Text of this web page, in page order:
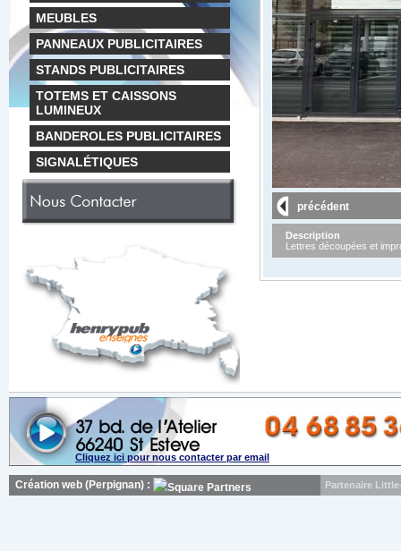
MEUBLES
PANNEAUX PUBLICITAIRES
STANDS PUBLICITAIRES
TOTEMS ET CAISSONS
LUMINEUX
BANDEROLES PUBLICITAIRES
SIGNALÉTIQUES
précédent
Description
Lettres découpées et
Cliquez ici pour nous contacter par email
Création web (Perpignan) : Partenaire